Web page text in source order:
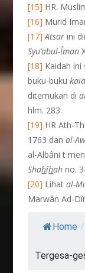
[15] HR.
[16] Murid
[17] Atsar ini
Syu’abul-Îman
[18] Kaidah
buku-buku
ditemukan di
hlm. 283.
[19] HR Ath-
1763 danal-
al-Albâni t
Shahîhah no.
[20] Lihatal-
Marwân Ad-
Home /
Tergesa-